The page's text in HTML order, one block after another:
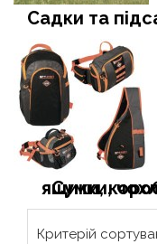
Садки та
Сумки, чохли, ящики,
Критерій